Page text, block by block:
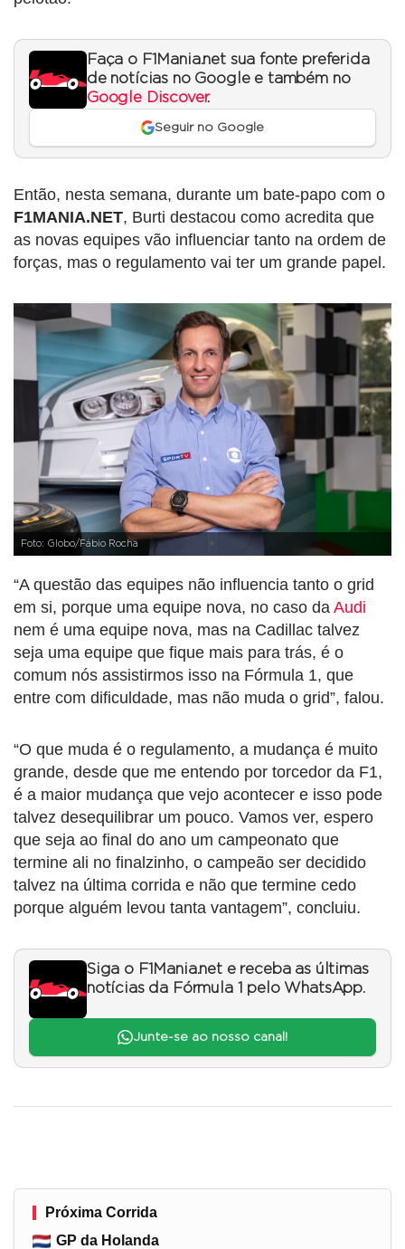
Faça o F1Mania.net sua fonte preferida
de notícias no Google e também no
Google Discover.
Seguir no Google
Então, nesta semana, durante um bate-papo com o
F1MANIA.NET, Burti destacou como acredita que
as novas equipes vão influenciar tanto na ordem de
forças, mas o regulamento vai ter um grande papel.
Foto: Globo/Fábio Rocha
“A questão das equipes não influencia tanto o grid
em si, porque uma equipe nova, no caso da Audi
nem é uma equipe nova, mas na Cadillac talvez
seja uma equipe que fique mais para trás, é o
comum nós assistirmos isso na Fórmula 1, que
entre com dificuldade, mas não muda o grid”, falou.
“O que muda é o regulamento, a mudança é muito
grande, desde que me entendo por torcedor da F1,
é a maior mudança que vejo acontecer e isso pode
talvez desequilibrar um pouco. Vamos ver, espero
que seja ao final do ano um campeonato que
termine ali no finalzinho, o campeão ser decidido
talvez na última corrida e não que termine cedo
porque alguém levou tanta vantagem”, concluiu.
Siga o F1Mania.net e receba as últimas
notícias da Fórmula 1 pelo WhatsApp.
Junte-se ao nosso canal!
Próxima Corrida
GP da Holanda